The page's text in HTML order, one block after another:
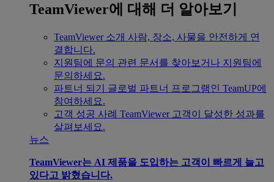
TeamViewer에 대해 더 알아보기
TeamViewer 소개 사람, 장소, 사물을 안전하게 연
결합니다.
지원팀에 문의 관련 문서를 찾아보거나 지원팀에
문의하세요.
파트너 되기
글로벌 파트너 프로그램인 TeamUP에
참여하세요.
고객 성공 사례 TeamViewer 고객이 달성한 성과를
살펴보세요.
뉴스
TeamViewer는 AI 제품을 도입하는 고객이 빠르게 늘고
있다고 밝혔습니다.